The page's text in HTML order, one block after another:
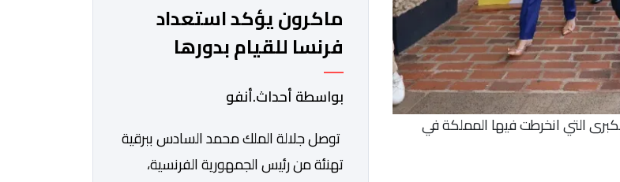
التي انخرطت فيها المملكة في
ماكرون يؤكد استعداد
فرنسا للقيام بدورها
الكامل في ملف الصحراء
بواسطة أحداث.أنفو
توصل جلالة الملك محمد السادس ببرقية
تهنئة من رئيس الجمهورية الفرنسية،